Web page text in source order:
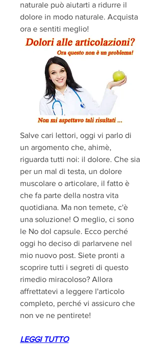
naturale può aiutarti a ridurre il
dolore in modo naturale. Acquista
ora e sentiti meglio!
Salve cari lettori, oggi vi parlo di
un argomento che, ahimè,
riguarda tutti noi: il dolore. Che sia
per un mal di testa, un dolore
muscolare o articolare, il fatto è
che fa parte della nostra vita
quotidiana. Ma non temete, c'è
una soluzione! O meglio, ci sono
le No dol capsule. Ecco perché
oggi ho deciso di parlarvene nel
mio nuovo post. Siete pronti a
scoprire tutti i segreti di questo
rimedio miracoloso? Allora
affrettatevi a leggere l'articolo
completo, perché vi assicuro che
non ve ne pentirete!
LEGGI TUTTO